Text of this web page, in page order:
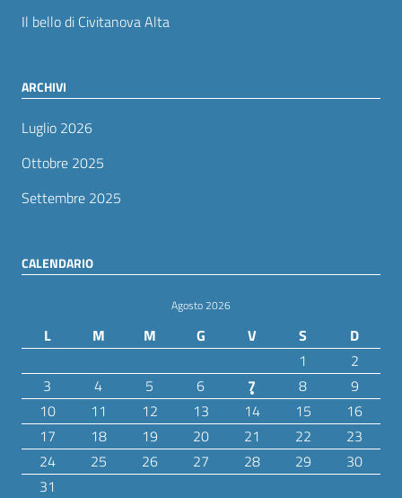
Il bello di Civitanova Alta
ARCHIVI
Luglio 2026
Ottobre 2025
Settembre 2025
CALENDARIO
Agosto 2026
L M M G V S
D
1
2
3
4 5 6 7 8
9
10
11 12 13 14 15
16
17
18 19 20 21 22
23
24
25 26 27 28 29
30
31